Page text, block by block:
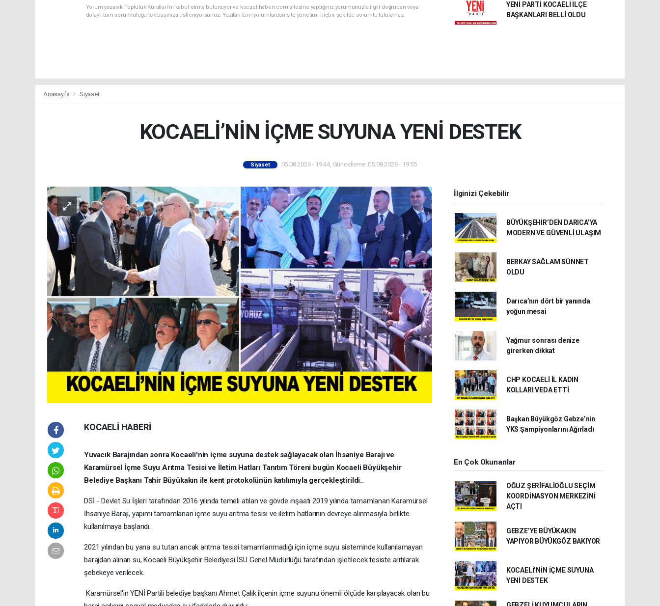
Yorum yazarak Topluluk Kuralları’nı kabul etmiş bulunuyor ve kocaelihaberi.com sitesine yaptığınız yorumunuzla ilgili doğrudan veya
dolaylı tüm sorumluluğu tek başınıza üstleniyorsunuz. Yazılan tüm yorumlardan site yönetimi hiçbir şekilde sorumlu tutulamaz.
YENİ PARTİ KOCAELİ İLÇE
BAŞKANLARI BELLİ OLDU
Anasayfa Siyaset
KOCAELİ’NİN İÇME SUYUNA YENİ DESTEK
Siyaset 05.08.2026 - 19:44, Güncelleme: 05.08.2026 - 19:55
KOCAELİ HABERİ
Yuvacık Barajından sonra Kocaeli'nin içme suyuna destek sağlayacak olan İhsaniye Barajı ve
Karamürsel İçme Suyu Arıtma Tesisi ve İletim Hatları Tanıtım Töreni bugün Kocaeli Büyükşehir
Belediye Başkanı Tahir Büyükakın ile kent protokolünün katılımıyla gerçekleştirildi..
DSİ - Devlet Su İşleri tarafından 2016 yılında temeli atılan ve gövde inşaatı 2019 yılında tamamlanan Karamürsel
İhsaniye Barajı, yapımı tamamlanan içme suyu arıtma tesisi ve iletim hatlarının devreye alınmasıyla birlikte
kullanılmaya başlandı.
2021 yılından bu yana su tutan ancak arıtma tesisi tamamlanmadığı için içme suyu sisteminde kullanılamayan
barajdan alınan su, Kocaeli Büyükşehir Belediyesi İSU Genel Müdürlüğü tarafından işletilecek tesiste arıtılarak
şebekeye verilecek.
Karamürsel'in YENİ Partili belediye başkanı Ahmet Çalık ilçenin içme suyunu önemli ölçüde karşılayacak olan bu
İlginizi Çekebilir
BÜYÜKŞEHİR’DEN DARICA’YA
MODERN VE GÜVENLİ ULAŞIM
BERKAY SAĞLAM SÜNNET
OLDU
Darıca’nın dört bir yanında
yoğun mesai
Yağmur sonrası denize
girerken dikkat
CHP KOCAELİ İL KADIN
KOLLARI VEDA ETTİ
Başkan Büyükgöz Gebze’nin
YKS Şampiyonlarını Ağırladı
En Çok Okunanlar
OĞUZ ŞERİFALİOĞLU SEÇİM
KOORDİNASYON MERKEZİNİ
AÇTI
GEBZE’YE BÜYÜKAKIN
YAPIYOR BÜYÜKGÖZ BAKIYOR
KOCAELİ’NİN İÇME SUYUNA
YENİ DESTEK